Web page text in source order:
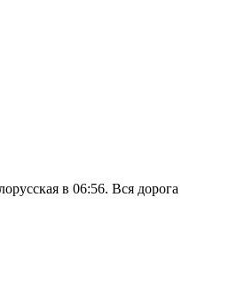
в 06:56. Вся дорога